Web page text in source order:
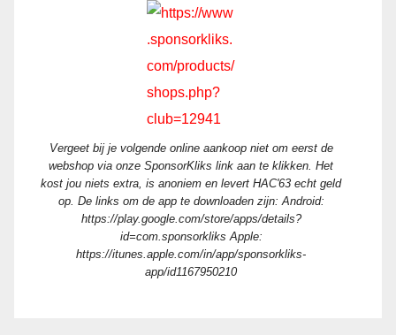
Vergeet bij je volgende online aankoop niet om eerst de
webshop via onze SponsorKliks link aan te klikken. Het
kost jou niets extra, is anoniem en levert HAC'63 echt geld
op. De links om de app te downloaden zijn: Android:
https://play.google.com/store/apps/details?
id=com.sponsorkliks Apple:
https://itunes.apple.com/in/app/sponsorkliks-
app/id1167950210